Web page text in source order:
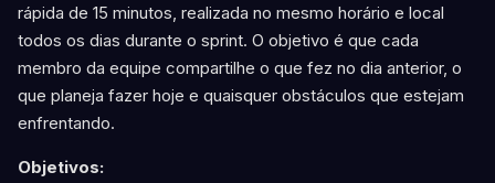
rápida de 15 minutos, realizada no mesmo horário e local
todos os dias durante o sprint. O objetivo é que cada
membro da equipe compartilhe o que fez no dia anterior, o
que planeja fazer hoje e quaisquer obstáculos que estejam
enfrentando.
Objetivos: